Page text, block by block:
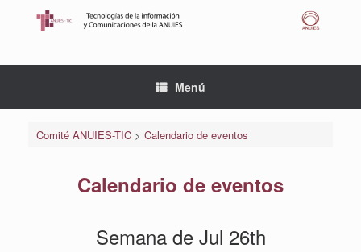
Menú
Comité ANUIES-TIC> Calendario de eventos
Calendario de eventos
Semana de Jul 26th